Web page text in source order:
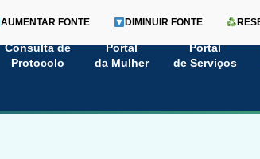
Consulta de
Protocolo
Portal
da Mulher
Portal
de Serviços
AUMENTAR FONTE DIMINUIR FONTE